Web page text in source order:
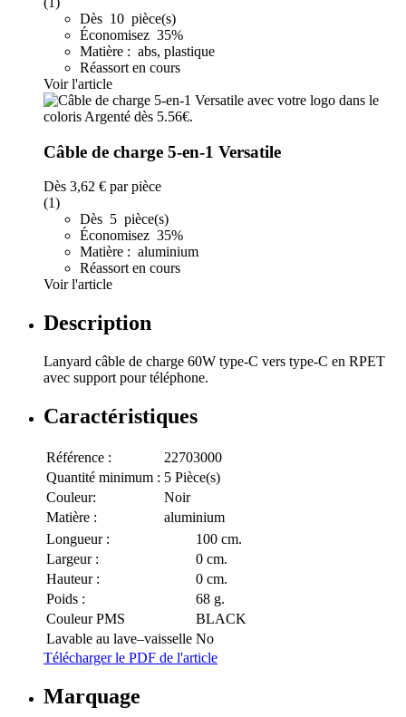
Dès 10 pièce(s)
Économisez 35%
Matière : abs, plastique
Réassort en cours
Voir l'article
Câble de charge 5-en-1 Versatile
Dès 3,62 € par pièce
(1)
Dès 5 pièce(s)
Économisez 35%
Matière : aluminium
Réassort en cours
Voir l'article
Description
Lanyard câble de charge 60W type-C vers type-C en RPET
avec support pour téléphone.
Caractéristiques
Référence :
22703000
Quantité minimum : 5 Pièce(s)
Couleur:
Noir
Matière :
aluminium
Longueur :
100 cm.
Largeur :
0 cm.
Hauteur :
0 cm.
Poids :
68 g.
Couleur PMS
BLACK
Lavable au lave–vaisselle No
Télécharger le PDF de l'article
Marquage